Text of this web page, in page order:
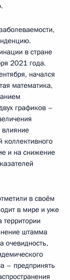
в стране
2021 года.
начался
математика,
графиков –
влияние
и на снижение
в своём
в мире и уже
территории
штамма
очевидность,
– предпринять